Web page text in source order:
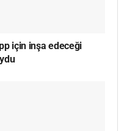
için inşa edeceği